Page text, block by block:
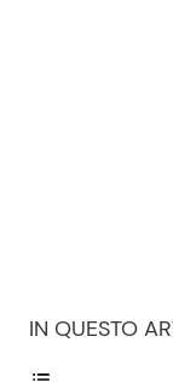
IN QUESTO